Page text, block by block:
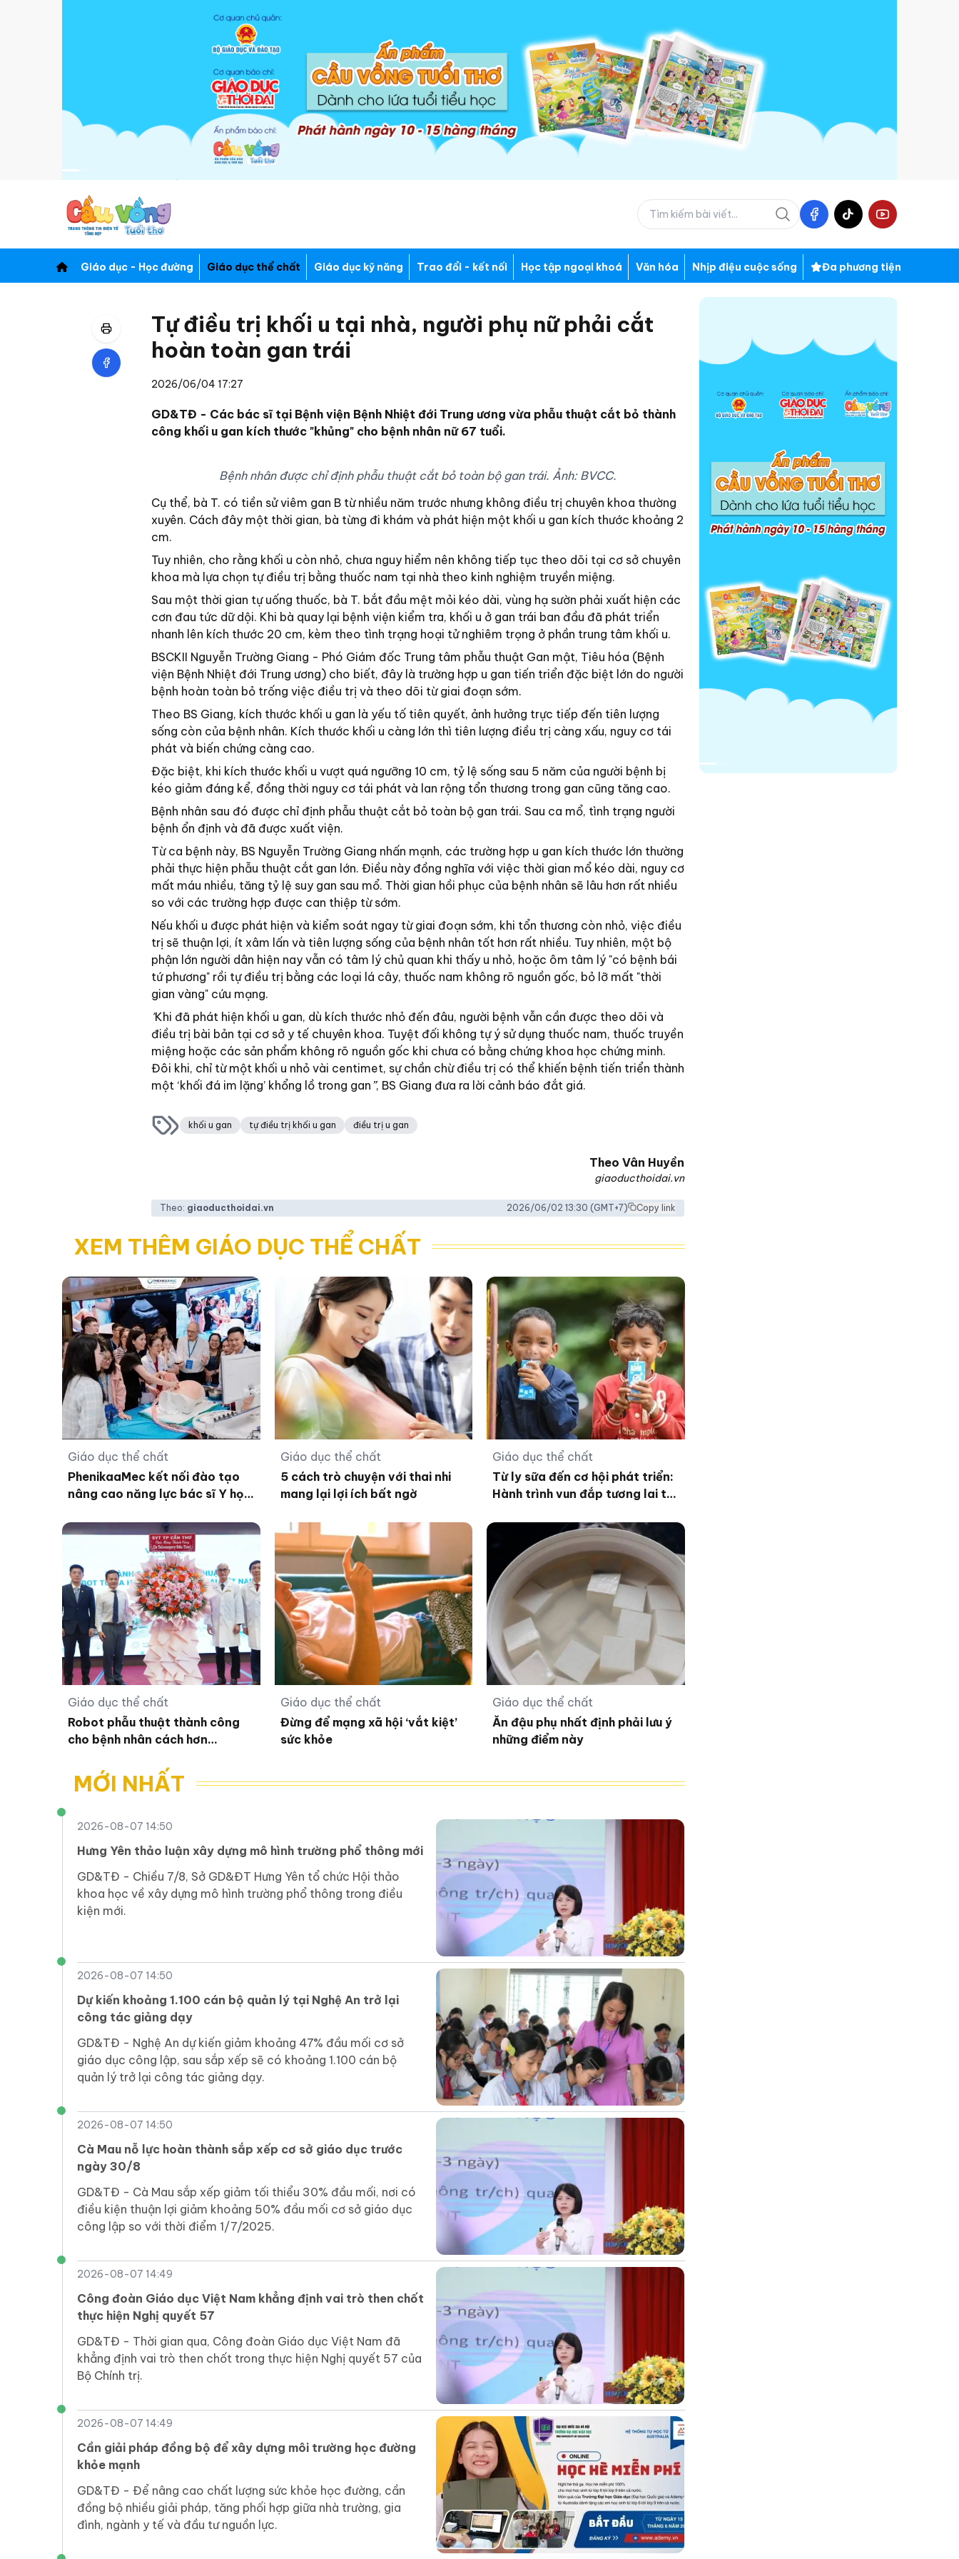
Giáo dục - Học đường Giáo dục thể chất Giáo dục kỹ năng Trao đổi - kết nối Học tập ngoại khoá Văn hóa Nhịp điệu cuộc sống Đa phương tiện
Tự điều trị khối u tại nhà, người phụ nữ phải cắt
hoàn toàn gan trái
2026/06/04 17:27
GD&TĐ - Các bác sĩ tại Bệnh viện Bệnh Nhiệt đới Trung ương vừa phẫu thuật cắt bỏ thành
công khối u gan kích thước "khủng" cho bệnh nhân nữ 67 tuổi.
Bệnh nhân được chỉ định phẫu thuật cắt bỏ toàn bộ gan trái. Ảnh: BVCC.
Cụ thể, bà T. có tiền sử viêm gan B từ nhiều năm trước nhưng không điều trị chuyên khoa thường
xuyên. Cách đây một thời gian, bà từng đi khám và phát hiện một khối u gan kích thước khoảng 2
cm.
Tuy nhiên, cho rằng khối u còn nhỏ, chưa nguy hiểm nên không tiếp tục theo dõi tại cơ sở chuyên
khoa mà lựa chọn tự điều trị bằng thuốc nam tại nhà theo kinh nghiệm truyền miệng.
Sau một thời gian tự uống thuốc, bà T. bắt đầu mệt mỏi kéo dài, vùng hạ sườn phải xuất hiện các
cơn đau tức dữ dội. Khi bà quay lại bệnh viện kiểm tra, khối u ở gan trái ban đầu đã phát triển
nhanh lên kích thước 20 cm, kèm theo tình trạng hoại tử nghiêm trọng ở phần trung tâm khối u.
BSCKII Nguyễn Trường Giang - Phó Giám đốc Trung tâm phẫu thuật Gan mật, Tiêu hóa (Bệnh
viện Bệnh Nhiệt đới Trung ương) cho biết, đây là trường hợp u gan tiến triển đặc biệt lớn do người
bệnh hoàn toàn bỏ trống việc điều trị và theo dõi từ giai đoạn sớm.
Theo BS Giang, kích thước khối u gan là yếu tố tiên quyết, ảnh hưởng trực tiếp đến tiên lượng
sống còn của bệnh nhân. Kích thước khối u càng lớn thì tiên lượng điều trị càng xấu, nguy cơ tái
phát và biến chứng càng cao.
Đặc biệt, khi kích thước khối u vượt quá ngưỡng 10 cm, tỷ lệ sống sau 5 năm của người bệnh bị
kéo giảm đáng kể, đồng thời nguy cơ tái phát và lan rộng tổn thương trong gan cũng tăng cao.
Bệnh nhân sau đó được chỉ định phẫu thuật cắt bỏ toàn bộ gan trái. Sau ca mổ, tình trạng người
bệnh ổn định và đã được xuất viện.
Từ ca bệnh này, BS Nguyễn Trường Giang nhấn mạnh, các trường hợp u gan kích thước lớn thường
phải thực hiện phẫu thuật cắt gan lớn. Điều này đồng nghĩa với việc thời gian mổ kéo dài, nguy cơ
mất máu nhiều, tăng tỷ lệ suy gan sau mổ. Thời gian hồi phục của bệnh nhân sẽ lâu hơn rất nhiều
so với các trường hợp được can thiệp từ sớm.
Nếu khối u được phát hiện và kiểm soát ngay từ giai đoạn sớm, khi tổn thương còn nhỏ, việc điều
trị sẽ thuận lợi, ít xâm lấn và tiên lượng sống của bệnh nhân tốt hơn rất nhiều. Tuy nhiên, một bộ
phận lớn người dân hiện nay vẫn có tâm lý chủ quan khi thấy u nhỏ, hoặc ôm tâm lý "có bệnh bái
tứ phương" rồi tự điều trị bằng các loại lá cây, thuốc nam không rõ nguồn gốc, bỏ lỡ mất "thời
gian vàng" cứu mạng.
"Khi đã phát hiện khối u gan, dù kích thước nhỏ đến đâu, người bệnh vẫn cần được theo dõi và
điều trị bài bản tại cơ sở y tế chuyên khoa. Tuyệt đối không tự ý sử dụng thuốc nam, thuốc truyền
miệng hoặc các sản phẩm không rõ nguồn gốc khi chưa có bằng chứng khoa học chứng minh.
Đôi khi, chỉ từ một khối u nhỏ vài centimet, sự chần chừ điều trị có thể khiến bệnh tiến triển thành
một ‘khối đá im lặng’ khổng lồ trong gan ”, BS Giang đưa ra lời cảnh báo đắt giá.
khối u gan tự điều trị khối u gan điều trị u gan
TheoVân Huyền
giaoducthoidai.vn
Theo: giaoducthoidai.vn 2026/06/02 13:30 (GMT+7) Copy link
XEM THÊM GIÁO DỤC THỂ CHẤT
Giáo dục thể chất
PhenikaaMec kết nối đào tạo
nâng cao năng lực bác sĩ Y học
Giáo dục thể chất
5 cách trò chuyện với thai nhi
mang lại lợi ích bất ngờ
Giáo dục thể chất
Từ ly sữa đến cơ hội phát triển:
Hành trình vun đắp tương lai trẻ
Giáo dục thể chất
Robot phẫu thuật thành công
cho bệnh nhân cách hơn
Giáo dục thể chất
Đừng để mạng xã hội ‘vắt kiệt’
sức khỏe
Giáo dục thể chất
Ăn đậu phụ nhất định phải lưu ý
những điểm này
MỚI NHẤT
2026-08-07 14:50
Hưng Yên thảo luận xây dựng mô hình trường phổ thông mới
GD&TĐ - Chiều 7/8, Sở GD&ĐT Hưng Yên tổ chức Hội thảo
khoa học về xây dựng mô hình trường phổ thông trong điều
kiện mới.
2026-08-07 14:50
Dự kiến khoảng 1.100 cán bộ quản lý tại Nghệ An trở lại
công tác giảng dạy
GD&TĐ - Nghệ An dự kiến giảm khoảng 47% đầu mối cơ sở
giáo dục công lập, sau sắp xếp sẽ có khoảng 1.100 cán bộ
quản lý trở lại công tác giảng dạy.
2026-08-07 14:50
Cà Mau nỗ lực hoàn thành sắp xếp cơ sở giáo dục trước
ngày 30/8
GD&TĐ - Cà Mau sắp xếp giảm tối thiểu 30% đầu mối, nơi có
điều kiện thuận lợi giảm khoảng 50% đầu mối cơ sở giáo dục
công lập so với thời điểm 1/7/2025.
2026-08-07 14:49
Công đoàn Giáo dục Việt Nam khẳng định vai trò then chốt
thực hiện Nghị quyết 57
GD&TĐ - Thời gian qua, Công đoàn Giáo dục Việt Nam đã
khẳng định vai trò then chốt trong thực hiện Nghị quyết 57 của
Bộ Chính trị.
2026-08-07 14:49
Cần giải pháp đồng bộ để xây dựng môi trường học đường
khỏe mạnh
GD&TĐ - Để nâng cao chất lượng sức khỏe học đường, cần
đồng bộ nhiều giải pháp, tăng phối hợp giữa nhà trường, gia
đình, ngành y tế và đầu tư nguồn lực.